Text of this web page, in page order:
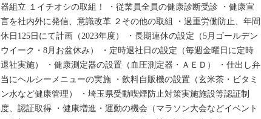
器組立 １イチオシの取組！ ・従業員全員の健康診断受診 ・健康宣
言を社内外に発信、意識改革 ２その他の取組 ・過重労働防止、年間
休日125日にて計画（2023年度） ・長期連休の設定（5月ゴールデン
ウイーク・8月お盆休み） ・定時退社日の設定（毎週金曜日に定時
退社実施） ・健康測定器の設置（血圧測定器・ＡＥＤ） ・仕出し弁
当にヘルシーメニューの実施 ・飲料自販機の設置（玄米茶・ビタミ
ン水など健康管理） ・埼玉県受動喫煙防止対策実施施設等認証制
度、認証取得 ・健康増進・運動の機会（マラソン大会などイベント